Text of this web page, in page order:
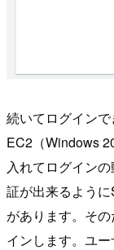
続いてログイン
EC2（Windows
入れてログイン
証が出来るよう
があります。そ
インします。ユ